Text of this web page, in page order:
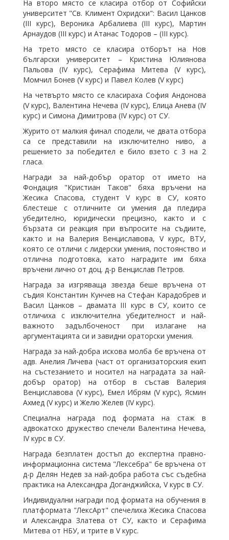
На второ място се класира отбор от Софийски
университет "Св. Климент Охридски": Васил Цанков
(III курс), Вероника Арбалиева (III курс), Мартин
Арнаудов (III курс) и Атанас Тодоров – (III курс).
На трето място се класира отборът на Нов
български университет – Кристина Юлиянова
Пальова (IV курс), Серафима Митева (V курс),
Момчил Бонев (V курс) и Павел Колев (V курс)
На четвърто място се класираха София Андонова
(V курс), Валентина Нечева (IV курс), Елица Анева (IV
курс) и Симона Димитрова (IV курс) от СУ.
Журито от малкия финал сподели, че двата отбора
са се представили на изключително ниво, а
решението за победител е било взето с 3 на 2
гласа.
Награди за най-добър оратор от името на
Фондация "Кристиан Таков" бяха връчени на
Жесика Спасова, студент V курс в СУ, която
блестеше с отличните си умения да пледира
убедително, юридически прецизно, както и с
бързата си реакция при въпросите на съдиите,
както и на Валерия Венциславова, V курс, ВТУ,
която се отличи с лидерски умения, постоянство и
отлична подготовка, като наградите им бяха
връчени лично от доц. д-р Венцислав Петров.
Награда за изгряваща звезда беше връчена от
съдия Константин Кунчев на Стефан Карадобрев и
Васил Цанков – двамата III курс в СУ, които се
отличиха с изключителна убедителност и най-
важното задълбоченост при излагане на
аргументацията си и завидни ораторски умения.
Награда за най-добра искова молба бе връчена от
адв. Анелия Личева (част от организаторския екип
на състезанието и носител на наградата за най-
добър оратор) на отбор в състав Валерия
Венциславова (V курс), Емел Ибрям (V курс), Ясмин
Ахмед (V курс) и Желю Желев (IV курс).
Специална награда под формата на стаж в
адвокатско дружество спечели Валентина Нечева,
IV курс в СУ.
Награда безплатен достъп до експертна правно-
информационна система "Лексебра" бе връчена от
д-р Делян Недев за най-добра работа със съдебна
практика на Александра Доганджийска, V курс в СУ.
Индивидуални награди под формата на обучения в
платформата "ЛексАрт" спечелиха Жесика Спасова
и Александра Златева от СУ, както и Серафима
Митева от НБУ, и трите в V курс.